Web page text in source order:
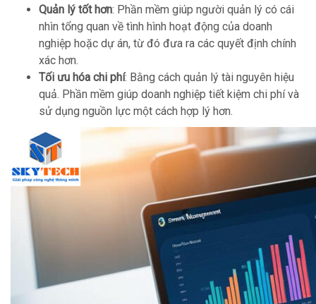
Quản lý tốt hơn: Phần mềm giúp người quản lý có cái
nhìn tổng quan về tình hình hoạt động của doanh
nghiệp hoặc dự án, từ đó đưa ra các quyết định chính
xác hơn.
Tối ưu hóa chi phí: Bằng cách quản lý tài nguyên hiệu
quả. Phần mềm giúp doanh nghiệp tiết kiệm chi phí và
sử dụng nguồn lực một cách hợp lý hơn.